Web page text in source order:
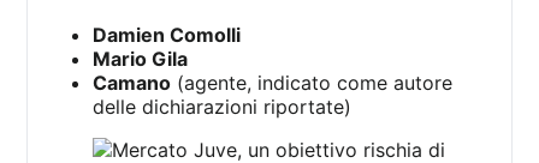
Damien Comolli
Mario Gila
Camano (agente, indicato come autore
delle dichiarazioni riportate)